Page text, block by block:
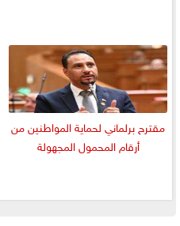
مقترح برلماني لحماية المواطنين من
أرقام المحمول المجهولة